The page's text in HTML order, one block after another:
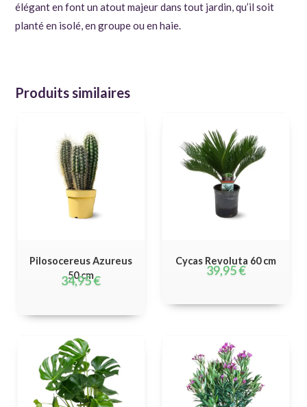
élégant en font un atout majeur dans tout jardin, qu’il soit
planté en isolé, en groupe ou en haie.
Produits similaires
Pilosocereus Azureus
50 cm
34,95€
Cycas Revoluta 60 cm
39,95€